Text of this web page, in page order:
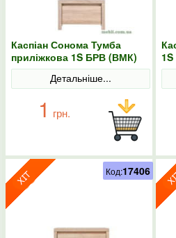
Каспіан Сонома Тумба
приліжкова 1S БРВ (ВМК)
Детальніше...
1 грн.
Код:17406